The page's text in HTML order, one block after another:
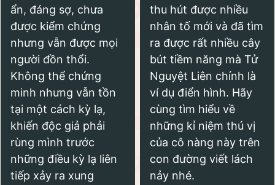
ẩn, đáng sợ, chưa
được kiểm chứng
nhưng vẫn được mọi
người đồn thổi.
Không thể chứng
minh nhưng vẫn tồn
tại một cách kỳ lạ,
khiến độc giả phải
rùng mình trước
những điều kỳ lạ liên
tiếp xảy ra xung
thu hút được nhiều
nhân tố mới và đã tìm
ra được rất nhiều cây
bút tiềm năng mà Tử
Nguyệt Liên chính là
ví dụ điển hình. Hãy
cùng tìm hiểu về
những kỉ niệm thú vị
của cô nàng này trên
con đường viết lách
nảy nhé.